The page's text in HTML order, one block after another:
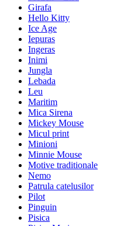
Girafa
Hello Kitty
Ice Age
Iepuras
Ingeras
Inimi
Jungla
Lebada
Leu
Maritim
Mica Sirena
Mickey Mouse
Micul print
Minioni
Minnie Mouse
Motive traditionale
Nemo
Patrula catelusilor
Pilot
Pinguin
Pisica